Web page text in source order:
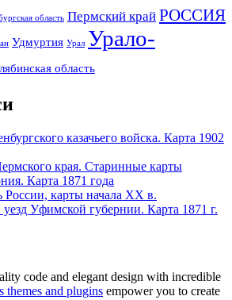
область Пермский край РОССИЯ
Удмуртия Урал Урало-
область
казачьего войска. Карта 1902
края. Старинные карты
Карта 1871 года
России, карты начала XX в.
уезд Уфимской губернии. Карта 1871 г.
code and elegant design with incredible
themes and plugins empower you to create